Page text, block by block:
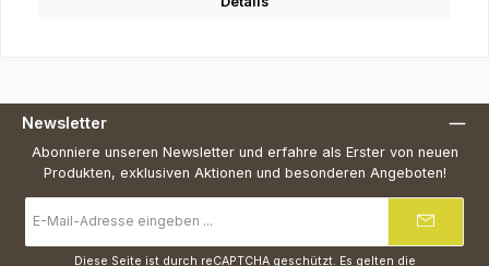
Newsletter
Abonniere unseren Newsletter und erfahre als Erster von neuen
Produkten, exklusiven Aktionen und besonderen Angeboten!
Mail-
Adresse
Diese Seite ist durch reCAPTCHA geschützt. Es gelten die